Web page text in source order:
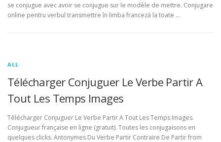
se conjugue avec avoir se conjugue sur le modèle de mettre. Conjugare
online pentru verbul transmettre în limba franceză la toate …
ALL
Télécharger Conjuguer Le Verbe Partir A
Tout Les Temps Images
Télécharger Conjuguer Le Verbe Partir A Tout Les Temps Images.
Conjugueur française en ligne (gratuit). Toutes les conjugaisons en
quelques clicks. Antonymes Du Verbe Partir Contraire De Partir from